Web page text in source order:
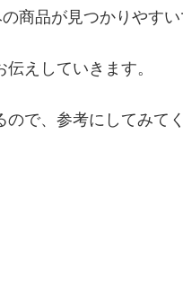
商品が見つかりやすい
えしていきます。
で、参考にしてみてく